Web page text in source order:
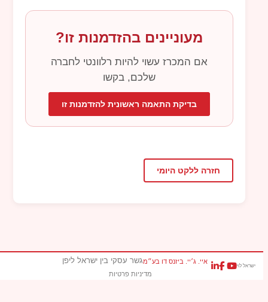
מעוניינים בהזדמנות זו?
אם המכרז עשוי להיות רלוונטי לחברה
שלכם, בקשו
בדיקת התאמה ראשונית להזדמנות זו
חזרה ללקט היומי
ישראל לוי
איי. ג׳יי. ביזנס דו בע״מגשר עסקי בין ישראל ליפן
מדיניות פרטיות